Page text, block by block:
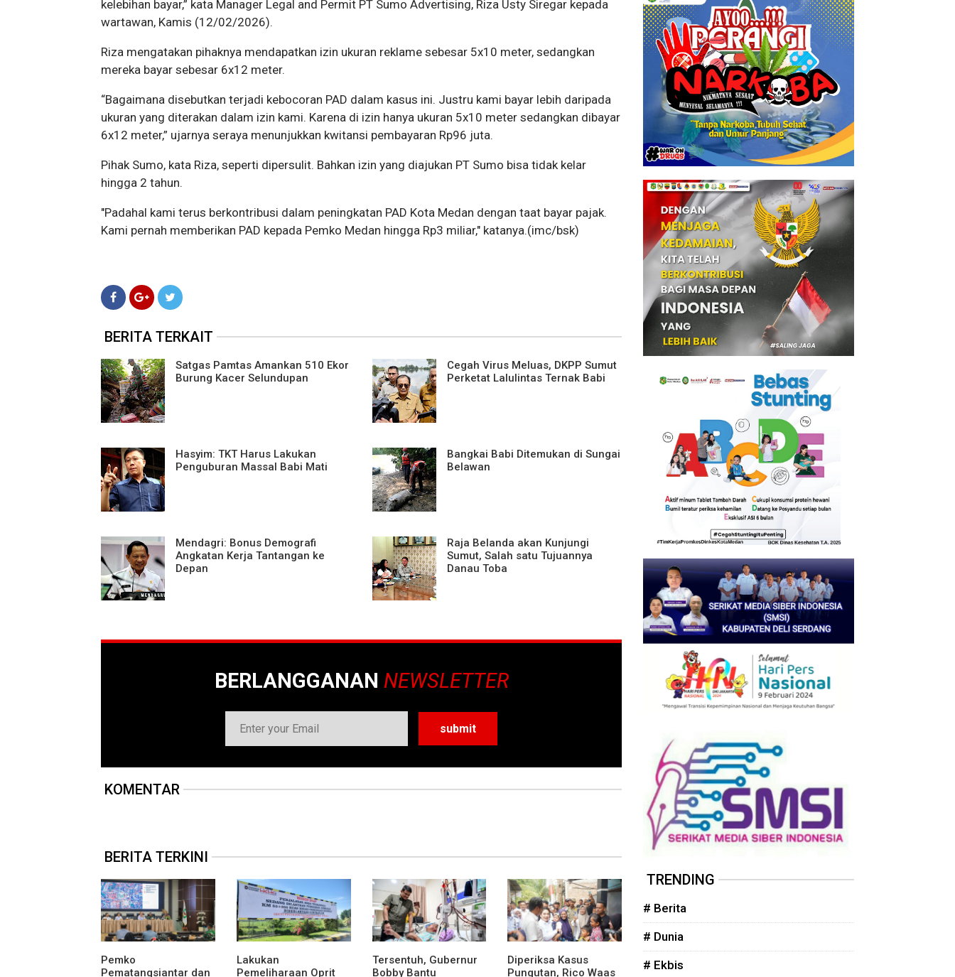
kelebihan bayar,” kata Manager Legal and Permit PT Sumo Advertising, Riza Usty Siregar kepada
wartawan, Kamis (12/02/2026).
Riza mengatakan pihaknya mendapatkan izin ukuran reklame sebesar 5x10 meter, sedangkan
mereka bayar sebesar 6x12 meter.
“Bagaimana disebutkan terjadi kebocoran PAD dalam kasus ini. Justru kami bayar lebih daripada
ukuran yang diterakan dalam izin kami. Karena di izin hanya ukuran 5x10 meter sedangkan dibayar
6x12 meter,” ujarnya seraya menunjukkan kwitansi pembayaran Rp96 juta.
Pihak Sumo, kata Riza, seperti dipersulit. Bahkan izin yang diajukan PT Sumo bisa tidak kelar
hingga 2 tahun.
"Padahal kami terus berkontribusi dalam peningkatan PAD Kota Medan dengan taat bayar pajak.
Kami pernah memberikan PAD kepada Pemko Medan hingga Rp3 miliar," katanya.(imc/bsk)
BERITA TERKAIT
Satgas Pamtas Amankan 510 Ekor
Burung Kacer Selundupan
Cegah Virus Meluas, DKPP Sumut
Perketat Lalulintas Ternak Babi
Hasyim: TKT Harus Lakukan
Penguburan Massal Babi Mati
Bangkai Babi Ditemukan di Sungai
Belawan
Mendagri: Bonus Demografi
Angkatan Kerja Tantangan ke
Depan
Raja Belanda akan Kunjungi
Sumut, Salah satu Tujuannya
Danau Toba
BERLANGGANAN NEWSLETTER
KOMENTAR
BERITA TERKINI
Pemko
Pematangsiantar dan
Lakukan
Pemeliharaan Oprit
Tersentuh, Gubernur
Bobby Bantu
Diperiksa Kasus
Pungutan, Rico Waas
TRENDING
# Berita
# Dunia
# Ekbis